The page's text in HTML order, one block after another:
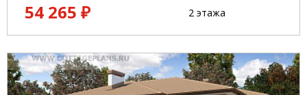
54 265 ₽
2 этажа